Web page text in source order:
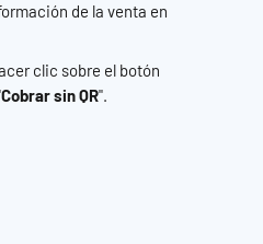
de la venta en
clic sobre el botón
Cobrar sin QR".